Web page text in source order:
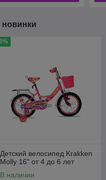
Детский велосипед Krakken
Molly 16" от 4 до 6 лет
В наличии